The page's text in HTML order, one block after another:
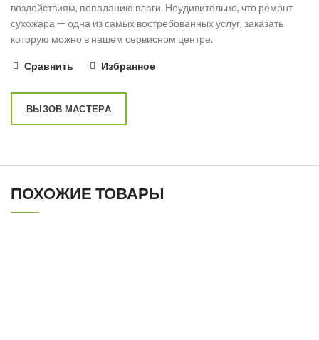
воздействиям, попаданию влаги. Неудивительно, что ремонт
сухожара — одна из самых востребованных услуг, заказать
которую можно в нашем сервисном центре.
Сравнить Избранное
ВЫЗОВ МАСТЕРА
ПОХОЖИЕ ТОВАРЫ